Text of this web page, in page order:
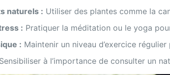
naturels : Utiliser des plantes comme la
: Pratiquer la méditation ou le yoga
: Maintenir un niveau d’exercice
Sensibiliser à l’importance de consulter un